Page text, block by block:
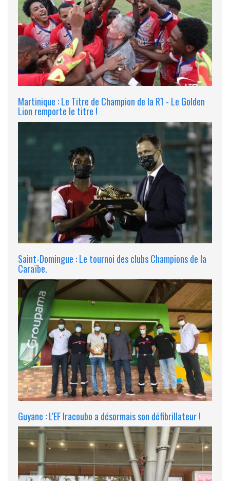
Martinique : Le Titre de Champion de la R1 - Le Golden
Lion remporte le titre !
Saint-Domingue : Le tournoi des clubs Champions de la
Caraïbe.
Guyane : L'EF Iracoubo a désormais son défibrillateur !